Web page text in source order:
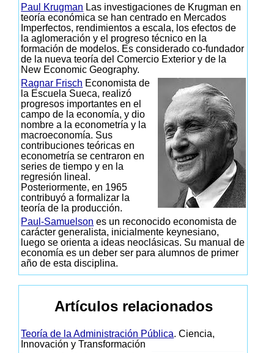
Paul Krugman Las investigaciones de Krugman en
teoría económica se han centrado en Mercados
Imperfectos, rendimientos a escala, los efectos de
la aglomeración y el progreso técnico en la
formación de modelos. Es considerado co-fundador
de la nueva teoría del Comercio Exterior y de la
New Economic Geography.
Ragnar Frisch Economista de
la Escuela Sueca, realizó
progresos importantes en el
campo de la economía, y dio
nombre a la econometría y la
macroeconomía. Sus
contribuciones teóricas en
econometría se centraron en
series de tiempo y en la
regresión lineal.
Posteriormente, en 1965
contribuyó a formalizar la
teoría de la producción.
Paul-Samuelson es un reconocido economista de
carácter generalista, inicialmente keynesiano,
luego se orienta a ideas neoclásicas. Su manual de
economía es un deber ser para alumnos de primer
año de esta disciplina.
Artículos relacionados
Teoría de la Administración Pública. Ciencia,
Innovación y Transformación